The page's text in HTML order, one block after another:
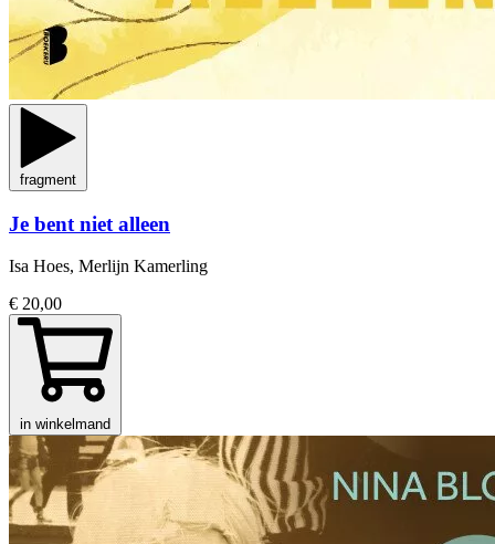
fragment
Je bent niet alleen
Isa Hoes, Merlijn Kamerling
€ 20,00
in winkelmand